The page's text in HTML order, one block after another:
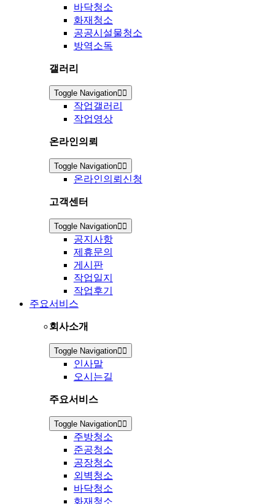
바닥청소
화재청소
공공시설물청소
방역소독
갤러리
Toggle Navigation
작업갤러리
작업영상
온라인의뢰
Toggle Navigation
온라인의뢰신청
고객센터
Toggle Navigation
공지사항
제휴문의
게시판
작업일지
작업후기
주요서비스
회사소개
Toggle Navigation
인사말
오시는길
주요서비스
Toggle Navigation
주방청소
준공청소
공장청소
외벽청소
바닥청소
화재청소